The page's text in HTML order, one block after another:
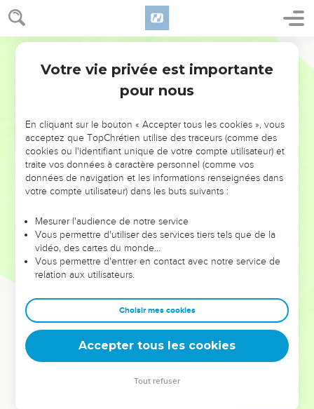
NE MANQUEZ PAS L’ÉVÉNEMENT
DE L’ANNÉE !
ET SI LEURS ERREURS POUVAIENT VOUS ÉVITER LES
VOTRES ?
leur foi ou leur vision. Mais on voit moins les doutes, les erreurs
et les saisons difficiles qu'ils ont traversés, alors même que ce
sont elles qui les ont façonnés.
Dans cette conférence, leaders, entrepreneurs, et responsables
clés pour avancer avec plus de sagesse afin que leurs erreurs
deviennent vos tremplins. Que vous guidiez un ministère, une
équipe, un groupe ou une famille, leur expérience est faite
Votre vie privée est importante
pour nous
En cliquant sur le bouton « Accepter tous les cookies », vous
acceptez que TopChrétien utilise des traceurs (comme des
cookies ou l'identifiant unique de votre compte utilisateur) et
traite vos données à caractère personnel (comme vos
données de navigation et les informations renseignées dans
votre compte utilisateur) dans les buts suivants :
Mesurer l'audience de notre service
Vous permettre d'utiliser des services tiers tels que de la
vidéo, des cartes du monde…
Vous permettre d'entrer en contact avec notre service de
relation aux utilisateurs.
Choisir mes cookies
Accepter tous les cookies
Tout refuser